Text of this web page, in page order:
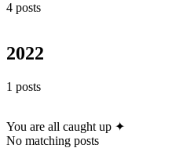
4 posts
2022
1 posts
You are all caught up ✦
No matching posts